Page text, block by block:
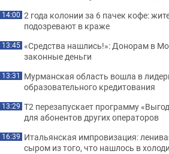
14:00 2 года колонии за 6 пачек кофе:
подозревают в краже
13:45 «Средства нашлись!»: Донорам в
законные деньги
13:31 Мурманская область вошла в
образовательного кредитования
13:29 Т2 перезапускает программу
для абонентов других операторов
16:39 Итальянская импровизация:
сыром из того, что нашлось в